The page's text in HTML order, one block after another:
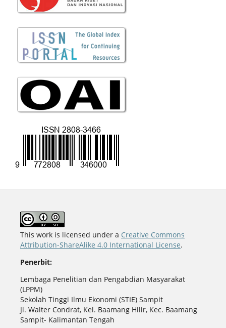
This work is licensed under a Creative Commons
Attribution-ShareAlike 4.0 International License.
Penerbit:
Lembaga Penelitian dan Pengabdian Masyarakat
(LPPM)
Sekolah Tinggi Ilmu Ekonomi (STIE) Sampit
Jl. Walter Condrat, Kel. Baamang Hilir, Kec. Baamang
Sampit- Kalimantan Tengah